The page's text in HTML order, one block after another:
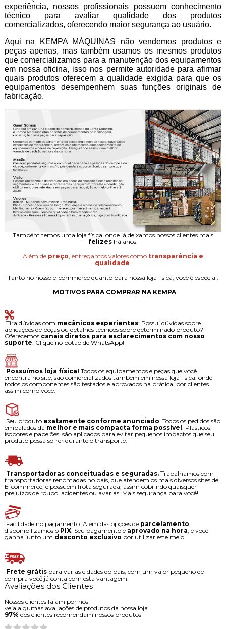
experiência, nossos profissionais possuem conhecimento
técnico para avaliar qualidade dos produtos
comercializados, oferecendo maior segurança ao usuário.
Aqui na KEMPA MÁQUINAS não vendemos produtos e
peças apenas, mas também usamos os mesmos produtos
que comercializamos para a manutenção dos equipamentos
em nossa oficina, isso nos permite autoridade para afirmar
quais produtos oferecem a qualidade exigida para que os
equipamentos desempenhem suas funções originais de
fabricação.
Também temos uma loja física, onde já deixamos nossos clientes mais
felizeshá anos.
Além de preço , entregamos valores como transparência e
qualidade
Tanto no nosso e-commerce quanto para nossa loja física, você é especial.
MOTIVOS PARA COMPRAR NA KEMPA
Tira dúvidas com mecânicos experientes: Possui dúvidas sobre
aplicações de peças ou detalhes técnicos sobre determinado produto?
Oferecemos canais diretos para esclarecimentos com nosso
suporte . Clique no botão de WhatsApp!
Possuímos loja física! Todos os equipamentos e peças que você
encontra no site, são comercializados também em nossa loja física, onde
todos os componentes são testados e aprovados na prática, por clientes
assim como você.
Seu produto exatamente conforme anunciado . Todos os pedidos são
embalados da melhor e mais compacta forma possível . Plásticos,
isopores e papelões, são aplicados para evitar pequenos impactos que seu
produto possa sofrer durante o transporte.
Transportadoras conceituadas e seguradas.Trabalhamos com
transportadoras renomadas no país, que atendem os mais diversos sites de
E-commerce, e possuem frota segurada, assim cobrindo quaisquer
prejuízos de roubo, acidentes ou avarias. Mais segurança para você!
Facilidade no pagamento. Além das opções de parcelamento
disponibilizamos o PIX. Seu pagamento é aprovado na hora , e você
ganha junto um desconto exclusivo por utilizar este meio.
Frete grátispara várias cidades do país, com um valor pequeno de
compra você já conta com esta vantagem.
Avaliações dos Clientes
Nossos clientes falam por nós!
veja algumas avaliações de produtos da nossa loja.
97% dos clientes recomendam nossos produtos